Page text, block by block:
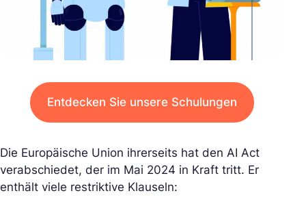
Entdecken Sie unsere Schulungen
Die Europäische Union ihrerseits hat den AI Act
verabschiedet, der im Mai 2024 in Kraft tritt. Er
enthält viele restriktive Klauseln: